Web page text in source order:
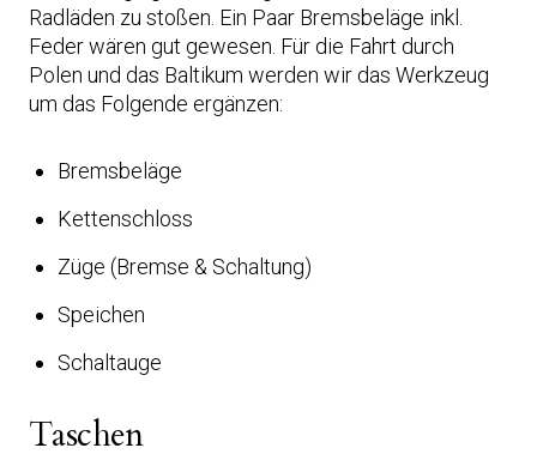
Radläden zu stoßen. Ein Paar Bremsbeläge inkl.
Feder wären gut gewesen. Für die Fahrt durch
Polen und das Baltikum werden wir das Werkzeug
um das Folgende ergänzen:
Bremsbeläge
Kettenschloss
Züge (Bremse & Schaltung)
Speichen
Schaltauge
Taschen